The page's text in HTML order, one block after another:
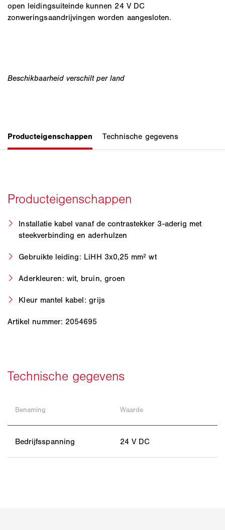
open leidingsuiteinde kunnen 24 V DC
zonweringsaandrijvingen worden aangesloten.
Installatie kabel vanaf de contrastekker 3-aderig met
steekverbinding en aderhulzen
Gebruikte leiding: LiHH 3x0,25 mm² wt
Aderkleuren: wit, bruin, groen
Kleur mantel kabel: grijs
Artikel nummer: 2054695
Benaming Waarde
Bedrijfsspanning 24 V DC